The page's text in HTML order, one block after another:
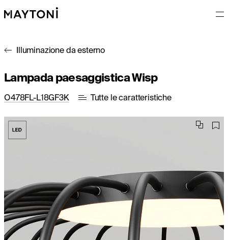
Illuminazione da esterno
Lampada paesaggistica Wisp
O478FL-L18GF3K Tutte le caratteristiche